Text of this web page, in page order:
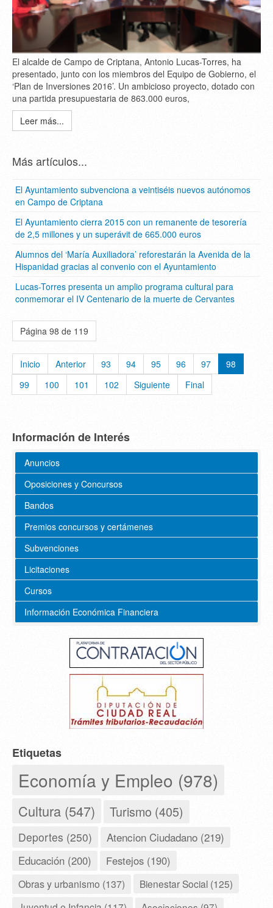
El alcalde de Campo de Criptana, Antonio Lucas-Torres, ha
presentado, junto con los miembros del Equipo de Gobierno, el
‘Plan de Inversiones 2016’. Un ambicioso proyecto, dotado con
una partida presupuestaria de 863.000 euros,
Leer más...
Más artículos...
El Ayuntamiento subvenciona a veintiséis nuevos autónomos
en Campo de Criptana
El Ayuntamiento cierra 2015 con un remanente de tesorería
de 2,5 millones y un superávit de 665.000 euros
Alumnos del ‘María Auxiliadora’ reforestarán la Avenida de la
Hispanidad gracias al convenio con el Ayuntamiento
Lucas-Torres presenta un amplio programa cultural para
conmemorar el IV Centenario de la muerte de Cervantes
Página 98 de 119
Inicio Anterior 93 94 95 96 97
98
99
100 101 102 Siguiente Final
Información de Interés
Anuncios
Oposiciones y Concursos
Bandos
Premios concursos y certámenes
Subvenciones
Licitaciones
Cursos
Información Económica Financiera
Etiquetas
Economía y Empleo (978)
Cultura (547) Turismo (405)
Deportes (250) Atencion Ciudadano (219)
Educación (200) Festejos (190)
Obras y urbanismo (137)
Bienestar Social (125)